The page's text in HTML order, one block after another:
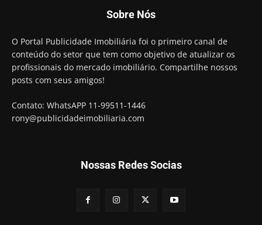
Sobre Nós
O Portal Publicidade Imobiliária foi o primeiro canal de
conteúdo do setor que tem como objetivo de atualizar os
profissionais do mercado imobiliário. Compartilhe nossos
posts com seus amigos!
Contato: WhatsAPP 11-99511-1446
rony@publicidadeimobiliaria.com
Nossas Redes Socias